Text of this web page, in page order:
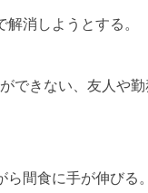
消しようとする。
できない、友人や
間食に手が伸びる。